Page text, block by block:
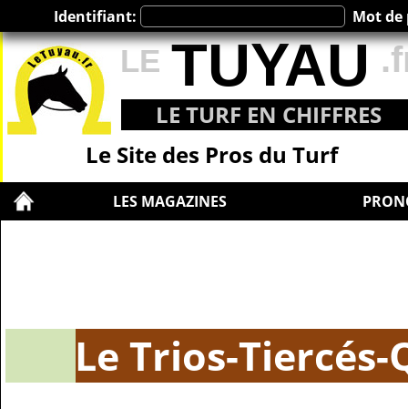
Identifiant: Mot de
LE TUYAU
LE TURF EN CHIFFRES
Le Site des Pros du Turf
LES MAGAZINES
Le Trios-